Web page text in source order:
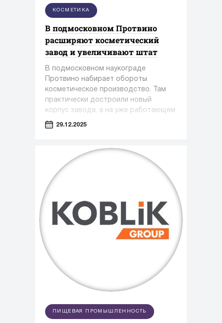
КОСМЕТИКА
В подмосковном Протвино
расширяют косметический
завод и увеличивают штат
В подмосковном наукограде
Протвино набирает обороты
косметическое производство. Там
практически достроили новый
корпус завода, а на уже работающем
предприятии только за этот год
29.12.2025
ПИЩЕВАЯ ПРОМЫШЛЕННОСТЬ